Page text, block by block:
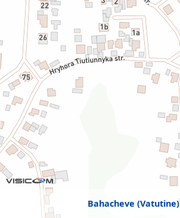
Bahacheve (Vatutine)